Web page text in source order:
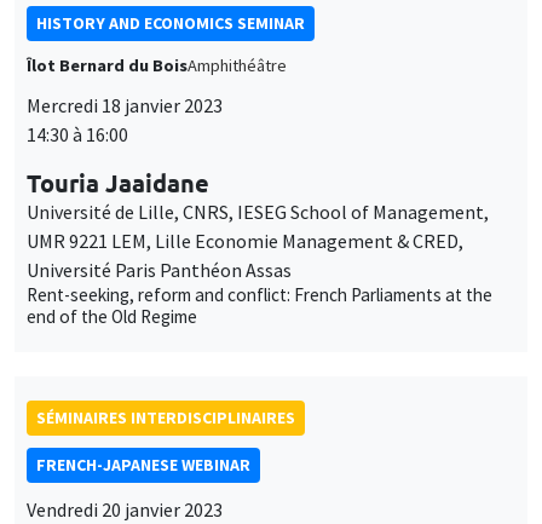
HISTORY AND ECONOMICS SEMINAR
Îlot Bernard du BoisAmphithéâtre
Mercredi 18 janvier 2023
14:30 à 16:00
Touria Jaaidane
Université de Lille, CNRS, IESEG School of Management,
UMR 9221 LEM, Lille Economie Management & CRED,
Université Paris Panthéon Assas
Rent-seeking, reform and conflict: French Parliaments at the
end of the Old Regime
SÉMINAIRES INTERDISCIPLINAIRES
FRENCH-JAPANESE WEBINAR
Vendredi 20 janvier 2023